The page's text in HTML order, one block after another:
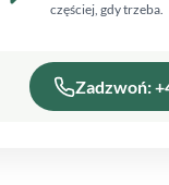
częściej, gdy trzeba.
Zadzwoń: